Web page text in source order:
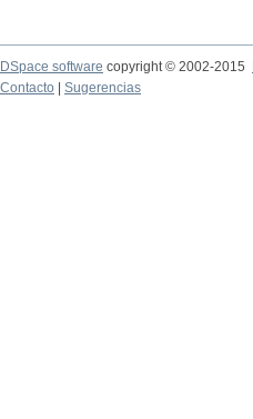
DSpace software copyright © 2002-2015
Contacto
Sugerencias